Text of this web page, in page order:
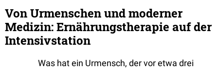
Von Urmenschen und moderner
Medizin: Ernährungstherapie auf der
Intensivstation
Was hat ein Urmensch, der vor etwa drei